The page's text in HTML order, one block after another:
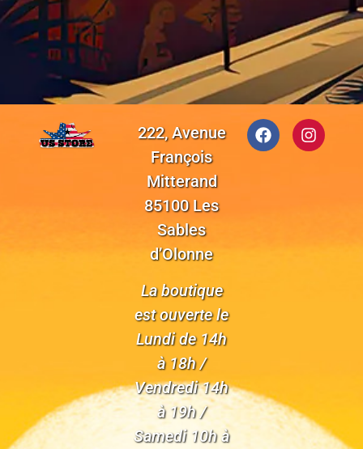
222, Avenue
François
Mitterand
85100 Les
Sables
d’Olonne
La boutique
est ouverte le
Lundi de 14h
à 18h /
Vendredi 14h
à 19h /
Samedi 10h à